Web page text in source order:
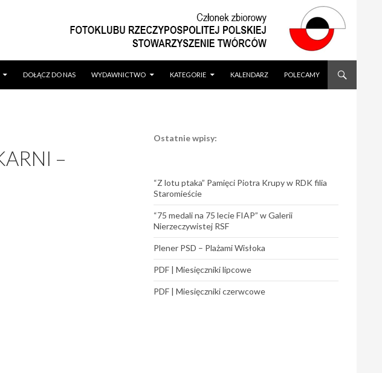
DOŁĄCZ DO NAS WYDAWNICTWO KATEGORIE KALENDARZ POLECAMY
–
Ostatnie wpisy:
“Z lotu ptaka” Pamięci Piotra Krupy w RDK filia
Staromieście
“75 medali na 75 lecie FIAP” w Galerii
Nierzeczywistej RSF
Plener PSD – Plażami Wisłoka
PDF | Miesięczniki lipcowe
PDF | Miesięczniki czerwcowe